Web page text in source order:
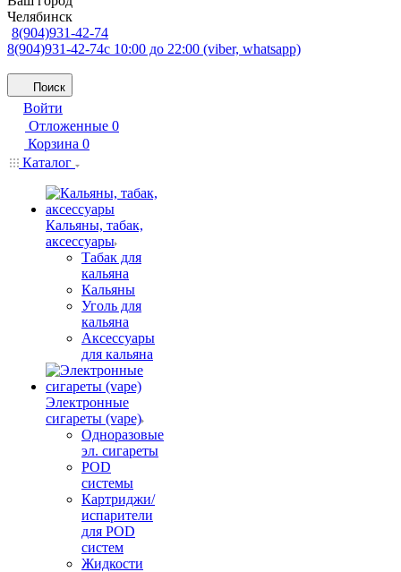
Челябинск
8(904)931-42-74
8(904)931-42-74с 10:00 до 22:00 (viber, whatsapp)
Поиск
Войти
Отложенные 0
Корзина 0
Каталог
Кальяны, табак,
аксессуары
Табак для
кальяна
Кальяны
Уголь для
кальяна
Аксессуары
для кальяна
Электронные
сигареты (vape)
Одноразовые
эл. сигареты
POD
системы
Картриджи/
испарители
для POD
систем
Жидкости